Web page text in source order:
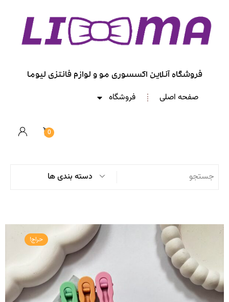
فروشگاه آنلاین اکسسوری مو و لوازم فانتزی لیوما
صفحه اصلی فروشگاه
0
دسته بندی ها
حراج!